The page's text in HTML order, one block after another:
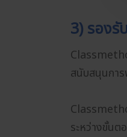
3) รองรั
สนับสนุนกา
ระหว่างขั้น